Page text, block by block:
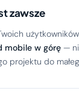
zawsze
mobile w górę —
projektu do